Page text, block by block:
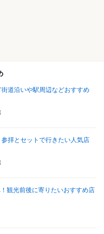
道沿いや駅周辺などおすすめ
拝とセットで行きたい人気店
観光前後に寄りたいおすすめ店